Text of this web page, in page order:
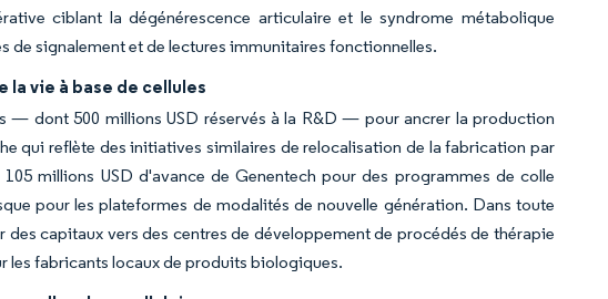
ciblant la dégénérescence articulaire et le syndrome métabolique
de signalement et de lectures immunitaires fonctionnelles.
vie à base de cellules
— dont 500 millions USD réservés à la R&D — pour ancrer la production
qui reflète des initiatives similaires de relocalisation de la fabrication par
millions USD d'avance de Genentech pour des programmes de colle
pour les plateformes de modalités de nouvelle génération. Dans toute
capitaux vers des centres de développement de procédés de thérapie
les fabricants locaux de produits biologiques.